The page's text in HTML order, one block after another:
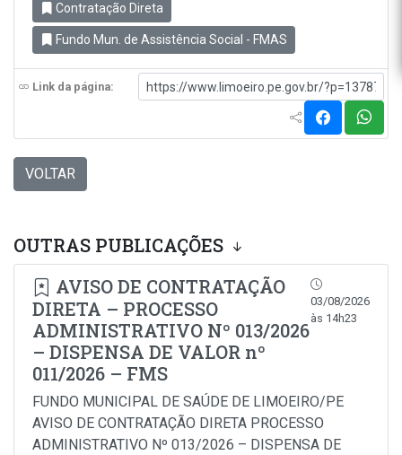
Contratação Direta
Fundo Mun. de Assistência Social - FMAS
Link da página:
VOLTAR
OUTRAS PUBLICAÇÕES
AVISO DE CONTRATAÇÃO
DIRETA – PROCESSO
ADMINISTRATIVO Nº 013/2026
– DISPENSA DE VALOR nº
011/2026 – FMS
03/08/2026
às 14h23
FUNDO MUNICIPAL DE SAÚDE DE LIMOEIRO/PE
AVISO DE CONTRATAÇÃO DIRETA PROCESSO
ADMINISTRATIVO Nº 013/2026 – DISPENSA DE